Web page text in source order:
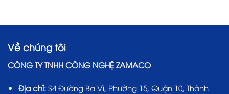
Về chúng tôi
CÔNG TY TNHH CÔNG NGHỆ ZAMACO
Địa chỉ: S4 Đường Ba Vì, Phường 15, Quận 10, Thành